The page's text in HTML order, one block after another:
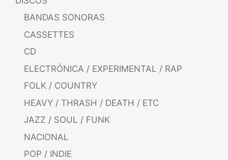
BANDAS SONORAS
CASSETTES
CD
ELECTRÓNICA / EXPERIMENTAL / RAP
FOLK / COUNTRY
HEAVY / THRASH / DEATH / ETC
JAZZ / SOUL / FUNK
NACIONAL
POP / INDIE